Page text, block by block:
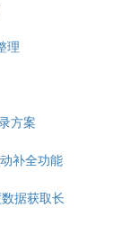
理
方案
补全功能
据获取长